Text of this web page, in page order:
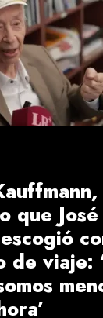
que
de viaje: